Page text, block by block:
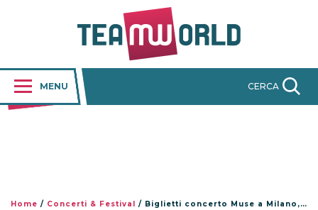
MENU CERCA
Home / Concerti & Festival / Biglietti concerto Muse a Milano, 20 e 21 novembre 2026 Unipol Dome